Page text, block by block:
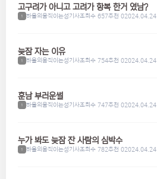
고구려가 아니고 고려가 항복 한거 였남?
1 하울의움직이는성기사조회수 657추천 02024.04.24
늦잠 자는 이유
1 하울의움직이는성기사조회수 754추천 02024.04.24
훈남 부러운썰
1 하울의움직이는성기사조회수 747추천 02024.04.24
누가 봐도 늦잠 잔 사람의 심박수
1 하울의움직이는성기사조회수 782추천 02024.04.24